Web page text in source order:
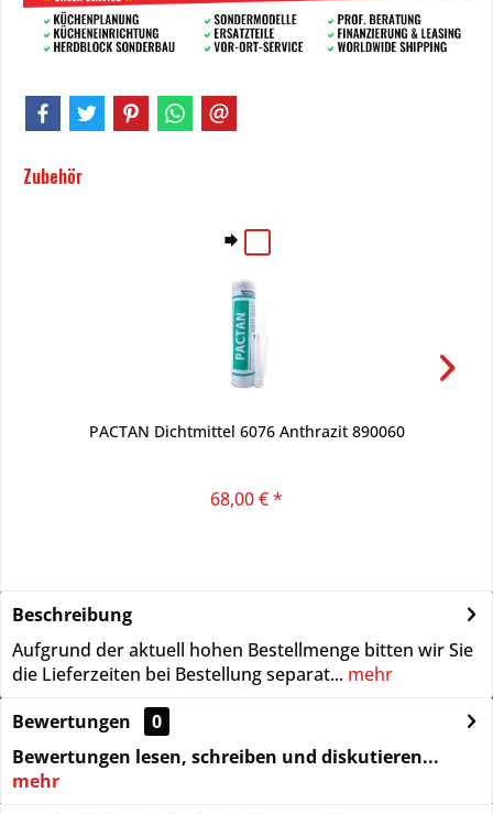
Zubehör
PACTAN Dichtmittel 6076 Anthrazit 890060
68,00 € *
Beschreibung
Aufgrund der aktuell hohen Bestellmenge bitten wir Sie
die Lieferzeiten bei Bestellung separat... mehr
Bewertungen
0
Bewertungen lesen, schreiben und diskutieren...
mehr